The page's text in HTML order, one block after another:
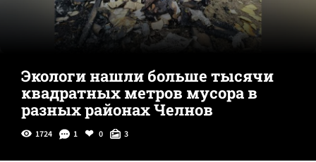
Экологи нашли больше тысячи
квадратных метров мусора в
разных районах Челнов
1724 1 0 3